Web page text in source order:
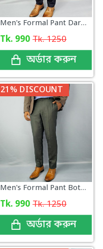
Men's Formal Pant Dark Navy
Tk. 990 Tk. 1250
অর্ডার করুন
21% DISCOUNT
Men's Formal Pant Bottle green
Tk. 990 Tk. 1250
অর্ডার করুন